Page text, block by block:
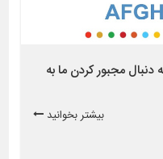
دنبال مجبور کردن ما به
بیشتر بخوانید